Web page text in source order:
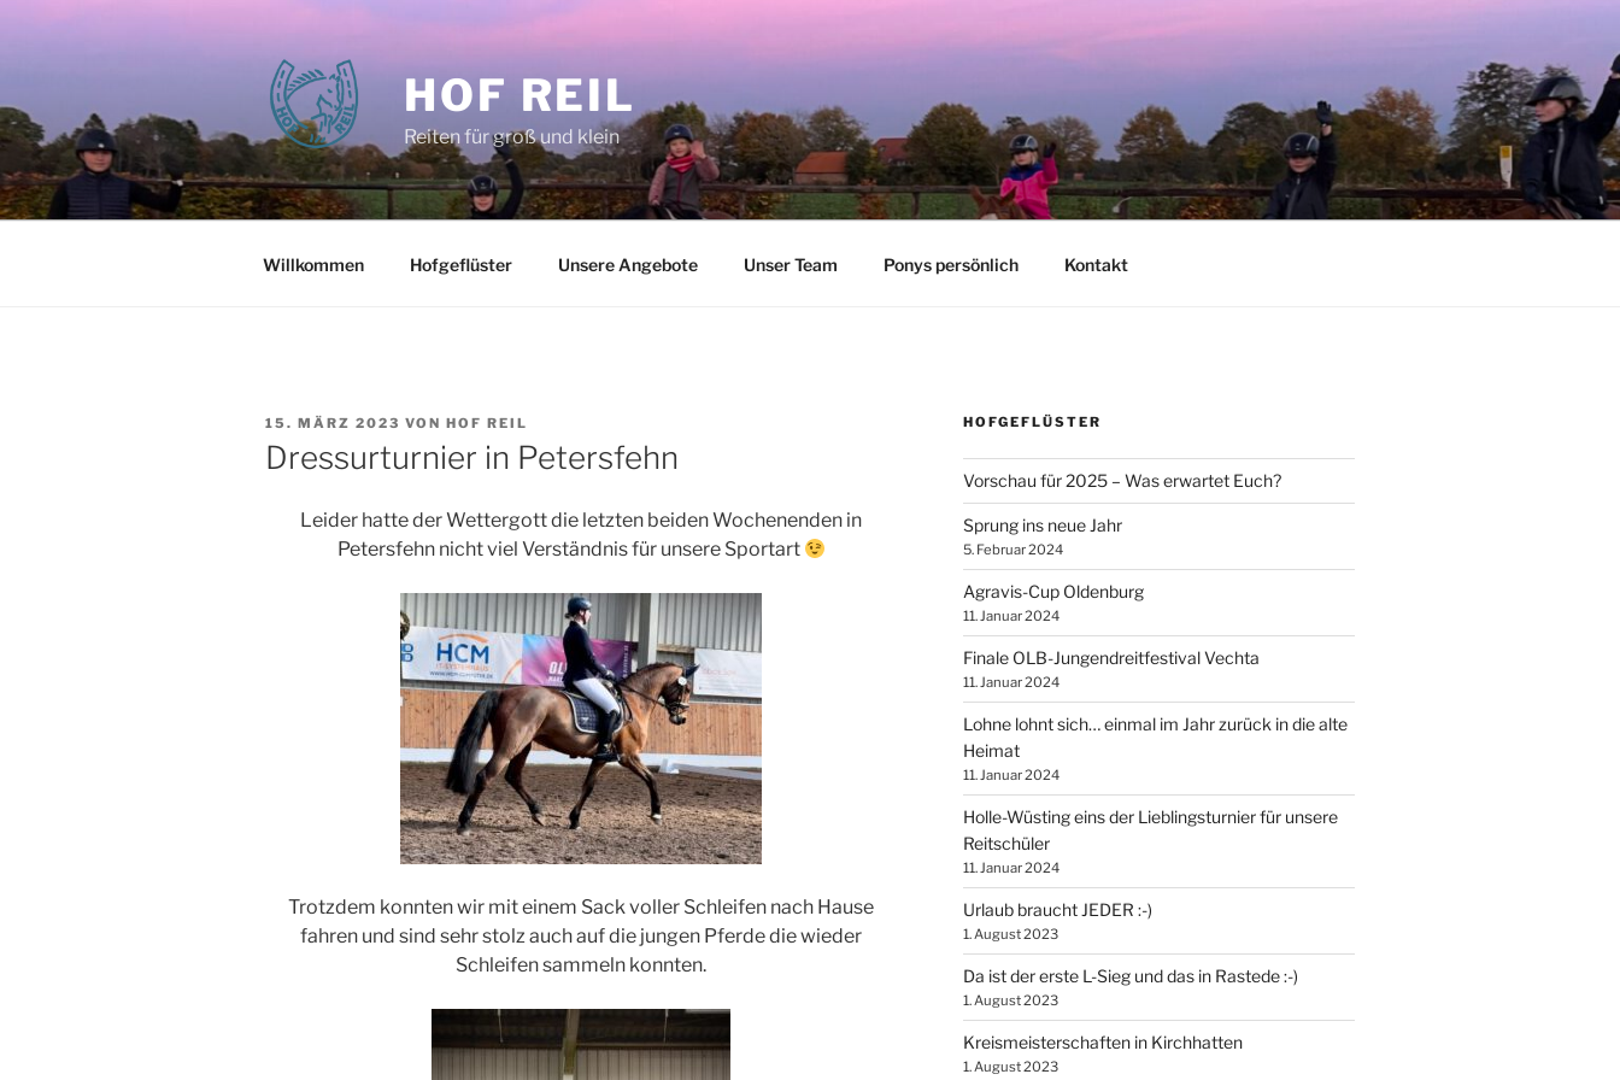
HOF REIL
Reiten für groß und klein
Willkommen Hofgeflüster Unsere Angebote Unser Team Ponys persönlich Kontakt
VERÖFFENTLICHT
AM
15. MÄRZ 2023 VON HOF REIL
Dressurturnier in Petersfehn
Leider hatte der Wettergott die letzten beiden Wochenenden in
Petersfehn nicht viel Verständnis für unsere Sportart
Trotzdem konnten wir mit einem Sack voller Schleifen nach Hause
fahren und sind sehr stolz auch auf die jungen Pferde die wieder
Schleifen sammeln konnten.
HOFGEFLÜSTER
Vorschau für 2025 – Was erwartet Euch?
Sprung ins neue Jahr
5. Februar 2024
Agravis-Cup Oldenburg
11. Januar 2024
Finale OLB-Jungendreitfestival Vechta
11. Januar 2024
Lohne lohnt sich… einmal im Jahr zurück in die alte
Heimat
11. Januar 2024
Holle-Wüsting eins der Lieblingsturnier für unsere
Reitschüler
11. Januar 2024
Urlaub braucht JEDER :-)
1. August 2023
Da ist der erste L-Sieg und das in Rastede :-)
1. August 2023
Kreismeisterschaften in Kirchhatten
1. August 2023